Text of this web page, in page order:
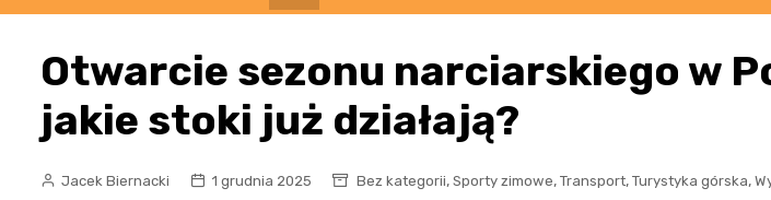
Otwarcie sezonu narciarskiego w
jakie stoki już działają?
Jacek Biernacki 1 grudnia 2025 Bez kategorii, Sporty zimowe, Transport, Turystyka górska,